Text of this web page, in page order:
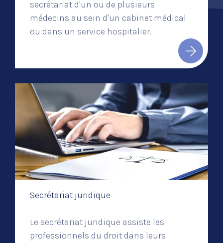
secrétariat d'un ou de plusieurs
médecins au sein d'un cabinet médical
ou dans un service hospitalier.
Secrétariat juridique
Le secrétariat juridique assiste les
professionnels du droit dans leurs